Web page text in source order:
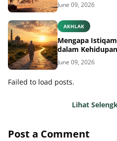
June 09, 2026
AKHLAK
Mengapa
dalam
June 09, 2026
Failed to load posts.
Lihat
Post a Comment